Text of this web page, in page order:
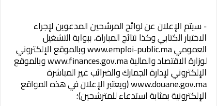
- سيتم الإعلان عن لوائح المرشحين المدعوين لإجراء
الاختبار الكتابي وكذا نتائج المباراة، ببوابة التشغيل
العمومي www.emploi-public.ma وبالموقع الإلكتروني
لوزارة الاقتصاد والمالية www.finances.gov.ma وبالموقع
الإلكتروني لإدارة الجمارك والضرائب غير المباشرة
www.douane.gov.ma (ويعتبر الإعلان في هذه المواقع
الإلكترونية بمثابة استدعاء للمترشحين)؛